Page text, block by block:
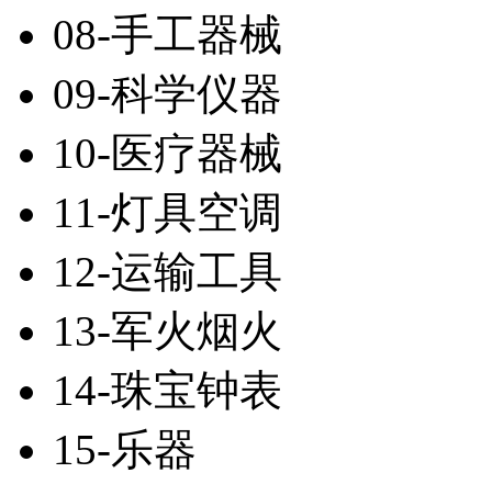
08-手工器械
09-科学仪器
10-医疗器械
11-灯具空调
12-运输工具
13-军火烟火
14-珠宝钟表
15-乐器